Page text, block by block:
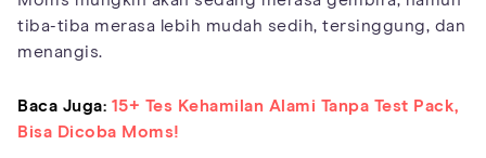
tiba-tiba merasa lebih mudah sedih, tersinggung, dan
menangis.
Baca Juga: 15+ Tes Kehamilan Alami Tanpa Test Pack,
Bisa Dicoba Moms!